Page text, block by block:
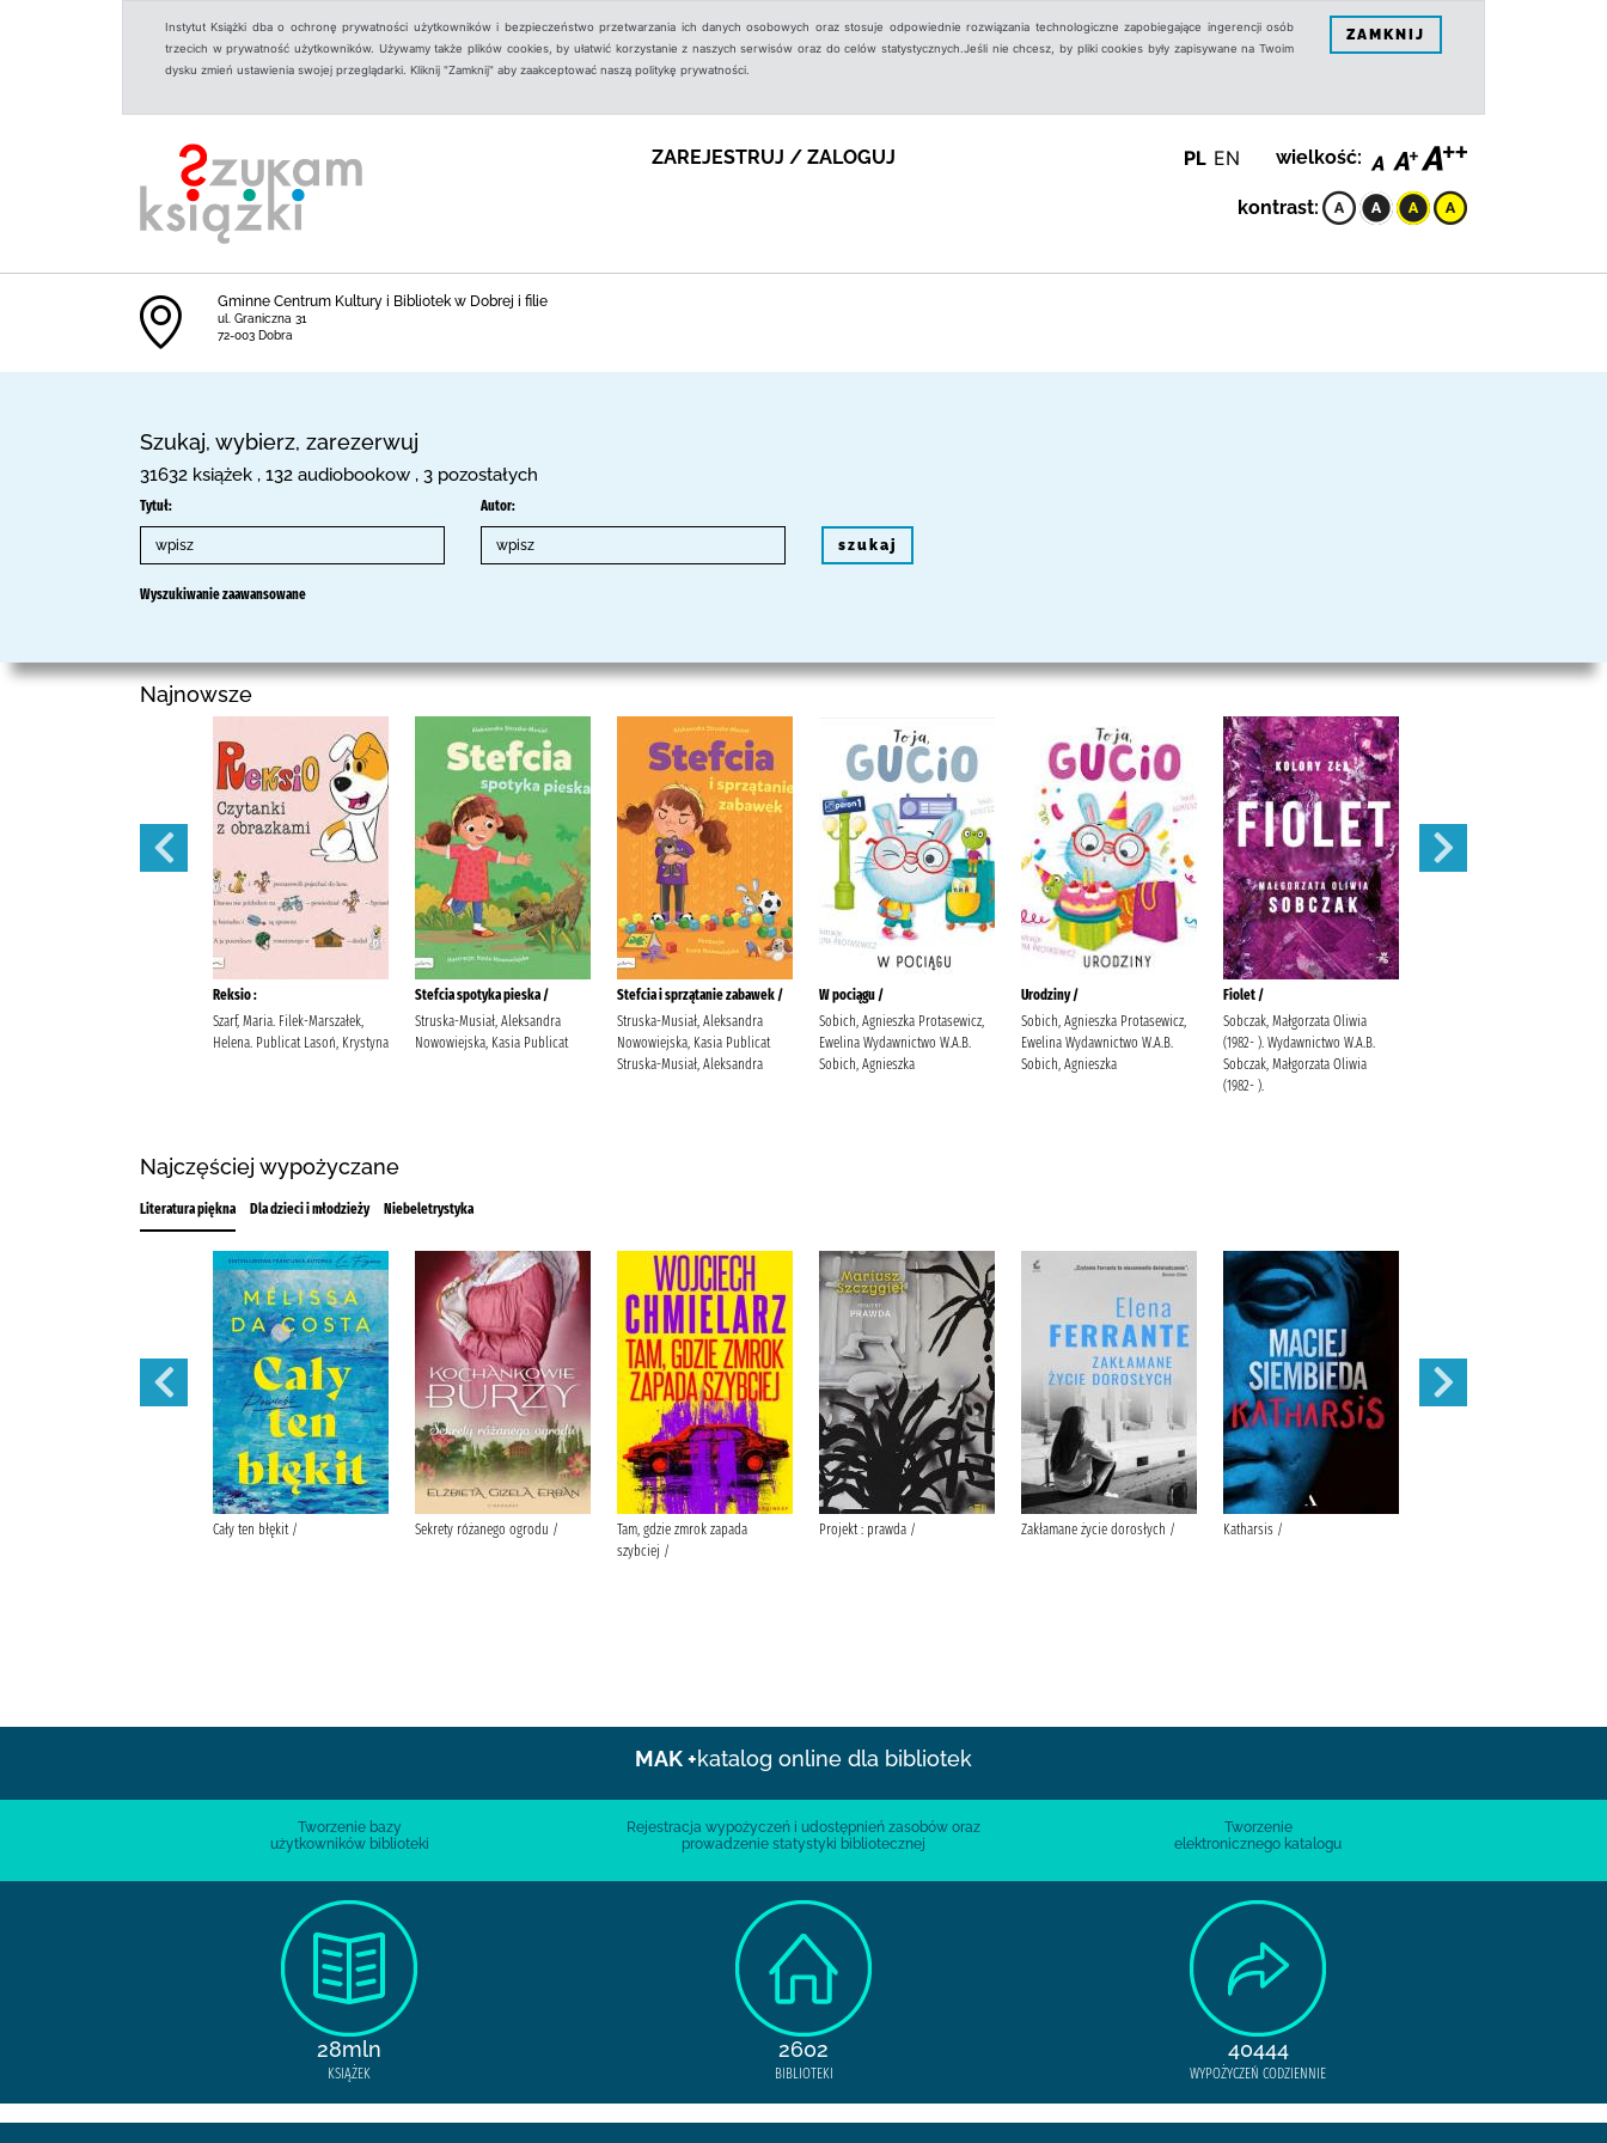
Instytut Książki dba o ochronę prywatności użytkowników i bezpieczeństwo przetwarzania ich danych osobowych oraz stosuje odpowiednie rozwiązania technologiczne zapobiegające ingerencji osób
trzecich w prywatność użytkowników. Używamy także plików cookies, by ułatwić korzystanie z naszych serwisów oraz do celów statystycznych.Jeśli nie chcesz, by pliki cookies były zapisywane na Twoim
dysku zmień ustawienia swojej przeglądarki. Kliknij "Zamknij" aby zaakceptować naszą politykę prywatności.
ZAMKNIJ
ZAREJESTRUJ / ZALOGUJ PL EN wielkość:
kontrast:
Gminne Centrum Kultury i Bibliotek w Dobrej i filie
ul. Graniczna 31
72-003 Dobra
Szukaj, wybierz, zarezerwuj
31632 książek , 132 audiobookow , 3 pozostałych
Tytuł: Autor:
szukaj
Wyszukiwanie zaawansowane
Najnowsze
Reksio :
Szarf, Maria. Filek-Marszałek,
Helena. Publicat Lasoń, Krystyna
Stefcia spotyka pieska /
Struska-Musiał, Aleksandra
Nowowiejska, Kasia Publicat
Stefcia i sprzątanie zabawek /
Struska-Musiał, Aleksandra
Nowowiejska, Kasia Publicat
Struska-Musiał, Aleksandra
W pociągu /
Sobich, Agnieszka Protasewicz,
Ewelina Wydawnictwo W.A.B.
Sobich, Agnieszka
Urodziny /
Sobich, Agnieszka Protasewicz,
Ewelina Wydawnictwo W.A.B.
Sobich, Agnieszka
Fiolet /
Sobczak, Małgorzata Oliwia
(1982- ). Wydawnictwo W.A.B.
Sobczak, Małgorzata Oliwia
(1982- ).
Najczęściej wypożyczane
Literatura piękna Dla dzieci i młodzieży Niebeletrystyka
Cały ten błękit / Sekrety różanego ogrodu /
Tam, gdzie zmrok zapada
szybciej /
Projekt : prawda / Zakłamane życie dorosłych / Katharsis /
MAK +katalog online dla bibliotek
Tworzenie bazy
użytkowników biblioteki
Rejestracja wypożyczeń i udostępnień zasobów oraz
prowadzenie statystyki bibliotecznej
Tworzenie
elektronicznego katalogu
28mln
KSIĄŻEK
2602
BIBLIOTEKI
40444
WYPOŻYCZEŃ CODZIENNIE